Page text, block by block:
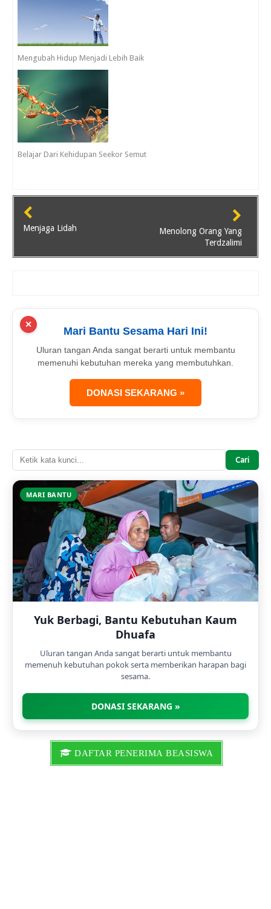
Mengubah Hidup Menjadi Lebih Baik
Belajar Dari Kehidupan Seekor Semut
Menjaga Lidah
Menolong Orang Yang
Terdzalimi
✕
Mari Bantu Sesama Hari Ini!
Uluran tangan Anda sangat berarti untuk membantu
memenuhi kebutuhan mereka yang membutuhkan.
DONASI SEKARANG »
Cari
MARI BANTU
Yuk Berbagi, Bantu Kebutuhan Kaum
Dhuafa
Uluran tangan Anda sangat berarti untuk membantu
memenuh kebutuhan pokok serta memberikan harapan bagi
sesama.
DONASI SEKARANG »
DAFTAR PENERIMA BEASISWA